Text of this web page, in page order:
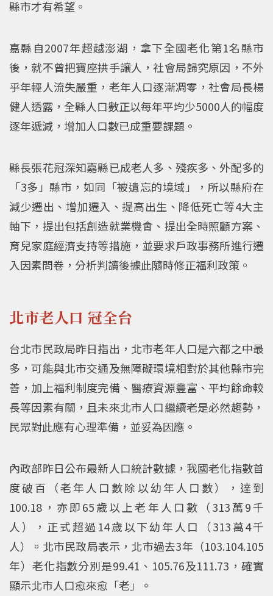
縣市才有希望。
嘉縣自2007年超越澎湖，拿下全國老化第1名縣市
後，就不曾把寶座拱手讓人，社會局歸究原因，不外
乎年輕人流失嚴重，老年人口逐漸凋零，社會局長楊
健人透露，全縣人口數正以每年平均少5000人的幅度
逐年遞減，增加人口數已成重要課題。
縣長張花冠深知嘉縣已成老人多、殘疾多、外配多的
「3多」縣市，如同「被遺忘的境域」，所以縣府在
減少遷出、增加遷入、提高出生、降低死亡等4大主
軸下，提出包括創造就業機會、提出全時照顧方案、
育兒家庭經濟支持等措施，並要求戶政事務所進行遷
入因素問卷，分析判讀後據此隨時修正福利政策。
北市老人口 冠全台
台北市民政局昨日指出，北市老年人口是六都之中最
多，可能與北市交通及無障礙環境相對於其他縣市完
善，加上福利制度完備、醫療資源豐富、平均餘命較
長等因素有關，且未來北市人口繼續老是必然趨勢，
民眾對此應有心理準備，並妥為因應。
內政部昨日公布最新人口統計數據，我國老化指數首
度破百（老年人口數除以幼年人口數），達到
100.18，亦即65歲以上老年人口數（313萬9千
人），正式超過14歲以下幼年人口（313萬4千
人）。北市民政局表示，北市過去3年（103.104.105
年）老化指數分別是99.41、105.76及111.73，確實
顯示北市人口愈來愈「老」。